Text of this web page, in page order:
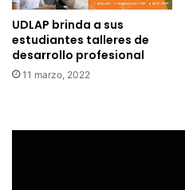
UDLAP brinda a sus
estudiantes talleres de
desarrollo profesional
11 marzo, 2022